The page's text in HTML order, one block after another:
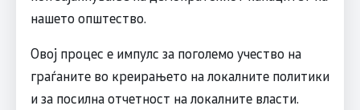
нашето општество.
Овој процес е импулс за поголемо учество на
граѓаните во креирањето на локалните политики
и за посилна отчетност на локалните власти.